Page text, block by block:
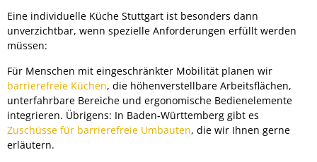
Eine individuelle Küche Stuttgart ist besonders dann
unverzichtbar, wenn spezielle Anforderungen erfüllt werden
müssen:
Für Menschen mit eingeschränkter Mobilität planen wir
barrierefreie Küchen, die höhenverstellbare Arbeitsflächen,
unterfahrbare Bereiche und ergonomische Bedienelemente
integrieren. Übrigens: In Baden-Württemberg gibt es
Zuschüsse für barrierefreie Umbauten, die wir Ihnen gerne
erläutern.